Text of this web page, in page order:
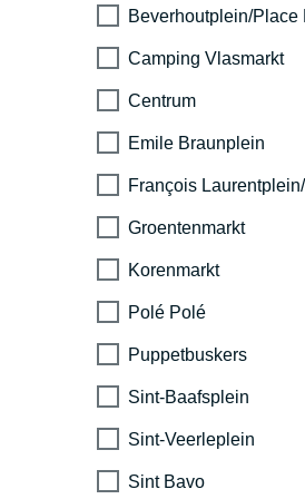
Beverhoutplein/Place
Camping Vlasmarkt
Centrum
Emile Braunplein
François
Groentenmarkt
Korenmarkt
Polé Polé
Puppetbuskers
Sint-Baafsplein
Sint-Veerleplein
Sint Bavo